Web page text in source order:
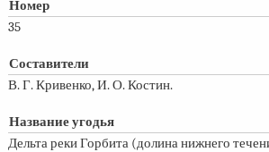
Номер
35
Составители
В. Г. Кривенко, И. О. Костин.
Название угодья
Дельта реки Горбита (долина нижнего